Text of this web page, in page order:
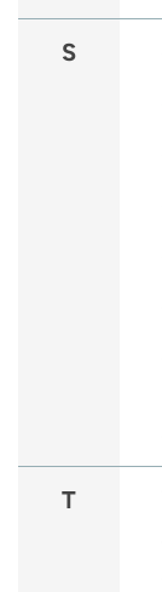
S
T